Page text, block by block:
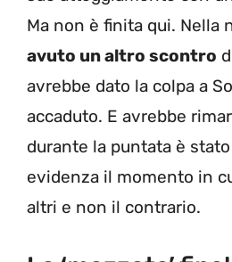
Ma non è finita qui. Nella
avuto un altro scontro
avrebbe dato la colpa a
accaduto. E avrebbe
durante la puntata è
evidenza il momento in
altri e non il contrario.